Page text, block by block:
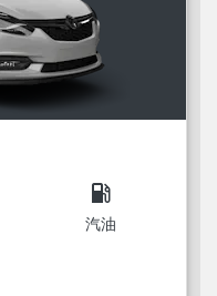
local_gas_station
汽油